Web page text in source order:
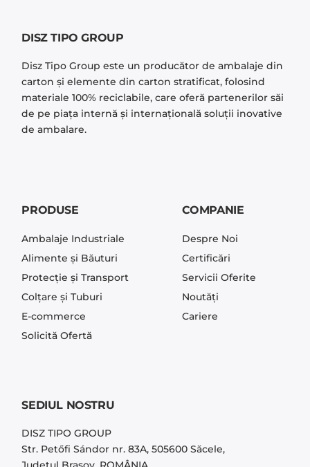
DISZ TIPO GROUP
Disz Tipo Group este un producător de ambalaje din
carton și elemente din carton stratificat, folosind
materiale 100% reciclabile, care oferă partenerilor săi
de pe piaţa internă şi internaţională soluţii inovative
de ambalare.
PRODUSE
Ambalaje Industriale
Alimente și Băuturi
Protecție și Transport
Colțare și Tuburi
E-commerce
Solicită Ofertă
COMPANIE
Despre Noi
Certificări
Servicii Oferite
Noutăți
Cariere
SEDIUL NOSTRU
DISZ TIPO GROUP
Str. Petőfi Sándor nr. 83A, 505600 Săcele,